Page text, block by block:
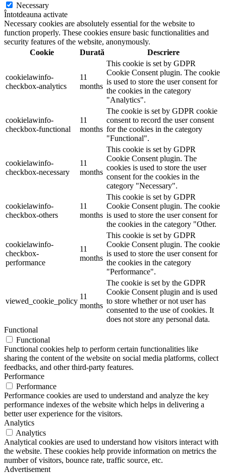
Necessary
Întotdeauna activate
Necessary cookies are absolutely essential for the website to
function properly. These cookies ensure basic functionalities and
security features of the website, anonymously.
Cookie
Durată Descriere
cookielawinfo-
checkbox-analytics
11
months
This cookie is set by GDPR
Cookie Consent plugin. The cookie
is used to store the user consent for
the cookies in the category
"Analytics".
cookielawinfo-
checkbox-functional
11
months
The cookie is set by GDPR cookie
consent to record the user consent
for the cookies in the category
"Functional".
cookielawinfo-
checkbox-necessary
11
months
This cookie is set by GDPR
Cookie Consent plugin. The
cookies is used to store the user
consent for the cookies in the
category "Necessary".
cookielawinfo-
checkbox-others
11
months
This cookie is set by GDPR
Cookie Consent plugin. The cookie
is used to store the user consent for
the cookies in the category "Other.
cookielawinfo-
checkbox-
performance
11
months
This cookie is set by GDPR
Cookie Consent plugin. The cookie
is used to store the user consent for
the cookies in the category
"Performance".
viewed_cookie_policy
11
months
The cookie is set by the GDPR
Cookie Consent plugin and is used
to store whether or not user has
consented to the use of cookies. It
does not store any personal data.
Functional
Functional
Functional cookies help to perform certain functionalities like
sharing the content of the website on social media platforms, collect
feedbacks, and other third-party features.
Performance
Performance
Performance cookies are used to understand and analyze the key
performance indexes of the website which helps in delivering a
better user experience for the visitors.
Analytics
Analytics
Analytical cookies are used to understand how visitors interact with
the website. These cookies help provide information on metrics the
number of visitors, bounce rate, traffic source, etc.
Advertisement